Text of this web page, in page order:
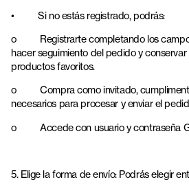
• Si no estás registrado, podrás:
o
Registrarte completando los
hacer seguimiento del pedido y
productos favoritos.
o
Compra como invitado,
necesarios para procesar y enviar el
o Accede con usuario y contraseña
5. Elige la forma de envío: Podrás elegir